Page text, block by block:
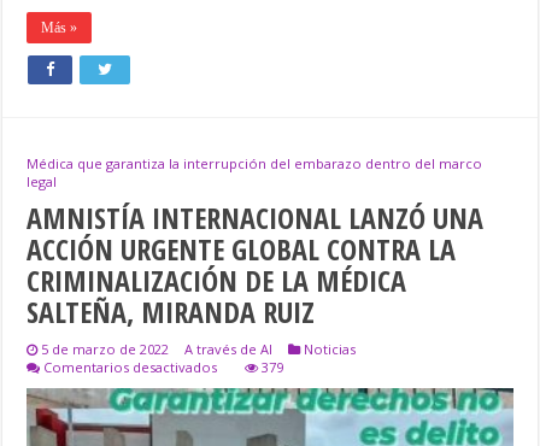
Más »
Médica que garantiza la interrupción del embarazo dentro del marco
legal
AMNISTÍA INTERNACIONAL LANZÓ UNA
ACCIÓN URGENTE GLOBAL CONTRA LA
CRIMINALIZACIÓN DE LA MÉDICA
SALTEÑA, MIRANDA RUIZ
5 de marzo de 2022 A través de AI
Noticias
Comentarios desactivadosen
AMNISTÍA
INTERNACIONAL
LANZÓ
379